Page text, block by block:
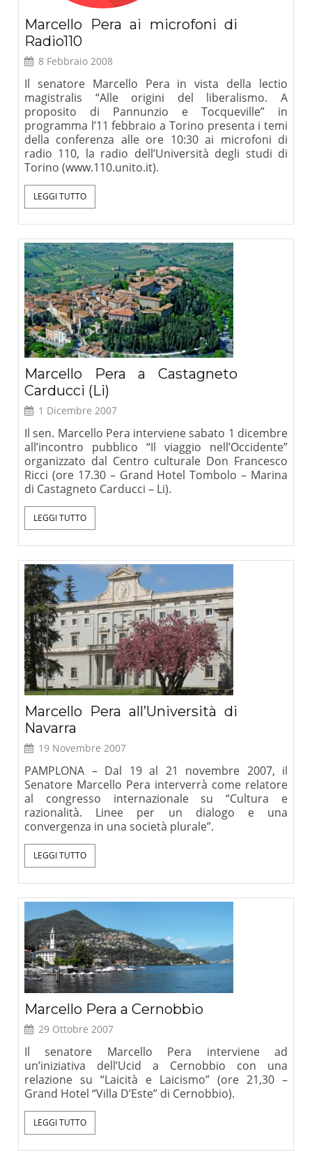
Marcello Pera ai microfoni di
Radio110
8 Febbraio 2008
Il senatore Marcello Pera in vista della lectio
magistralis “Alle origini del liberalismo. A
proposito di Pannunzio e Tocqueville” in
programma l’11 febbraio a Torino presenta i temi
della conferenza alle ore 10:30 ai microfoni di
radio 110, la radio dell’Università degli studi di
Torino (www.110.unito.it).
LEGGI TUTTO
Marcello Pera a Castagneto
Carducci (Li)
1 Dicembre 2007
Il sen. Marcello Pera interviene sabato 1 dicembre
all’incontro pubblico “Il viaggio nell’Occidente”
organizzato dal Centro culturale Don Francesco
Ricci (ore 17.30 – Grand Hotel Tombolo – Marina
di Castagneto Carducci – Li).
LEGGI TUTTO
Marcello Pera all’Università di
Navarra
19 Novembre 2007
PAMPLONA – Dal 19 al 21 novembre 2007, il
Senatore Marcello Pera interverrà come relatore
al congresso internazionale su “Cultura e
razionalità. Linee per un dialogo e una
convergenza in una società plurale”.
LEGGI TUTTO
Marcello Pera a Cernobbio
29 Ottobre 2007
Il senatore Marcello Pera interviene ad
un’iniziativa dell’Ucid a Cernobbio con una
relazione su “Laicità e Laicismo” (ore 21,30 –
Grand Hotel “Villa D’Este” di Cernobbio).
LEGGI TUTTO